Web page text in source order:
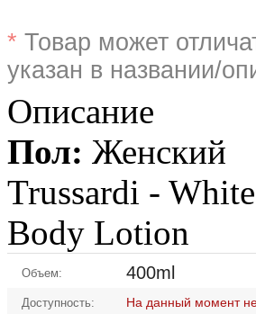
* Товар может
указан в названии/
Описание
Пол: Женский
Trussardi - White
Body Lotion
Объем: 400ml
Доступность: На данный момент